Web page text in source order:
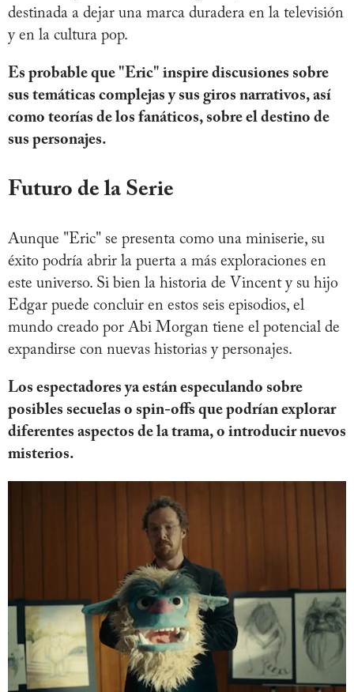
destinada a dejar una marca duradera en la televisión
y en la cultura pop.
Es probable que "Eric" inspire discusiones sobre
sus temáticas complejas y sus giros narrativos, así
como teorías de los fanáticos, sobre el destino de
sus personajes.
Futuro de la Serie
Aunque "Eric" se presenta como una miniserie, su
éxito podría abrir la puerta a más exploraciones en
este universo. Si bien la historia de Vincent y su hijo
Edgar puede concluir en estos seis episodios, el
mundo creado por Abi Morgan tiene el potencial de
expandirse con nuevas historias y personajes.
Los espectadores ya están especulando sobre
posibles secuelas o spin-offs que podrían explorar
diferentes aspectos de la trama, o introducir nuevos
misterios.